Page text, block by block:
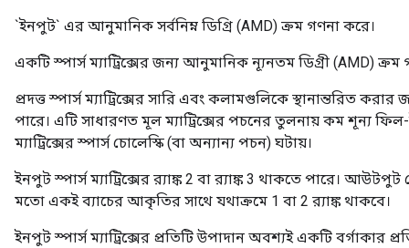
`ইনপুট` এর আনুমানিক সর্বনিম্ন ডিগ্রি (AMD) ক্রম গণনা করে।
একটি স্পার্স ম্যাট্রিক্সের জন্য আনুমানিক ন্যূনতম ডিগ্রী (AMD) ক্রম
প্রদত্ত স্পার্স ম্যাট্রিক্সের সারি এবং কলামগুলিকে স্থানান্তরিত করার
পারে। এটি সাধারণত মূল ম্যাট্রিক্সের পচনের তুলনায় কম শূন্য
ম্যাট্রিক্সের স্পার্স চোলেস্কি (বা অন্যান্য পচন) ঘটায়।
ইনপুট স্পার্স ম্যাট্রিক্সের র‍্যাঙ্ক 2 বা র‍্যাঙ্ক 3 থাকতে পারে।
মতো একই ব্যাচের আকৃতির সাথে যথাক্রমে 1 বা 2 র‍্যাঙ্ক থাকবে।
ইনপুট স্পার্স ম্যাট্রিক্সের প্রতিটি উপাদান অবশ্যই একটি বর্গাকার